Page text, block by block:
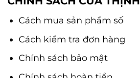
Cách mua sản phẩm số
Cách kiểm tra đơn hàng
Chính sách bảo mật